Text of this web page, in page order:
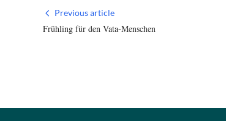
Previous article
Frühling für den Vata-Menschen